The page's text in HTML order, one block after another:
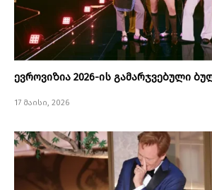
ევროვიზია 2026-ის გამარჯვებული
17 მაისი, 2026